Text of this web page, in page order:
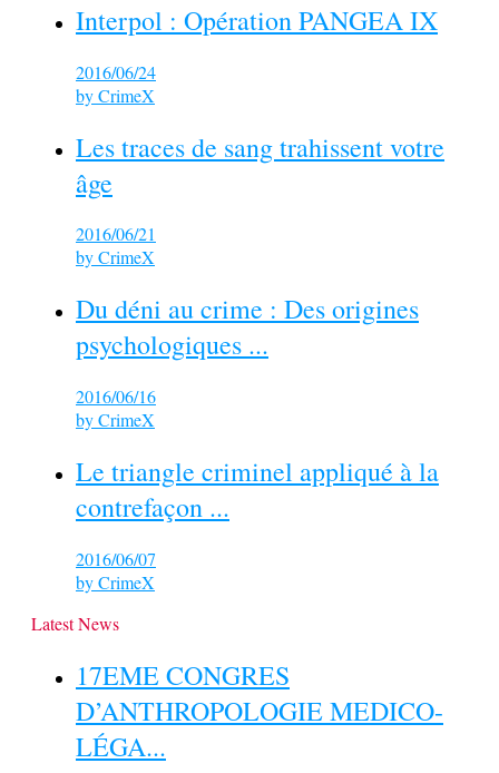
Interpol : Opération PANGEA IX
2016/06/24
byCrimeX
Les traces de sang trahissent votre
âge
2016/06/21
byCrimeX
Du déni au crime : Des origines
psychologiques ...
2016/06/16
byCrimeX
Le triangle criminel appliqué à la
contrefaçon ...
2016/06/07
byCrimeX
Latest News
17EME CONGRES
D’ANTHROPOLOGIE MEDICO-
LÉGA...